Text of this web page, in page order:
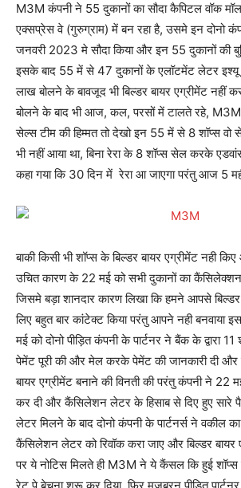
M3M कंपनी ने 55 दुकानों का सौदा कैपिटल वॉक मॉल
एक्सप्रेस वे (गुरुग्राम) में बन रहा है, उसमे इन दोनो
जनवरी 2023 मे सौदा किया और इन 55 दुकानों की
इसके बाद 55 में से 47 दुकानों के एलॉटमेंट लेटर
लाख बोलने के बावजूद भी बिल्डर बायर एग्रीमेंट नहीं
बोलने के बाद भी आज, कल, परसों में टालते रहे, M3M
सेल्स टीम की हिम्मत तो देखो इन 55 में से 8 शॉप्स वो
भी नहीं आया था, बिना रेरा के 8 शॉप्स सेल करके
कहा गया कि 30 दिन में रेरा आ जाएगा परंतु आज 5
बाकी किसी भी शॉप्स के बिल्डर बायर एग्रीमेंट नही
उचित कारण के 22 मई को सभी दुकानों का
जिसमे बड़ा शानदार कारण लिखा कि हमने आपसे
लिए बहुत बार कांटेक्ट किया परंतु आपने नही बनवाया
मई को दोनो पीड़ित कंपनी के पार्टनर ने बैंक के द्वारा
पेमेंट पूरी की और मेल करके पेमेंट की जानकारी दी और
बायर एग्रीमेंट बनाने की विनती की परंतु कंपनी ने 22
कर दी और कैंसिलेशन लेटर के हिसाब से दिए हुए सारे
लेटर मिलने के बाद दोनो कंपनी के पार्टनर्स ने वकील
कैंसिलेशन लेटर को रिवॉक करा जाए और बिल्डर बायर
पर ये नोटिस मिलते ही M3M ने ये कैंसल कि हुई